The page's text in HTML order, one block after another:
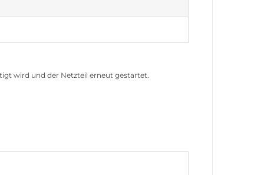
wird und der Netzteil erneut gestartet.